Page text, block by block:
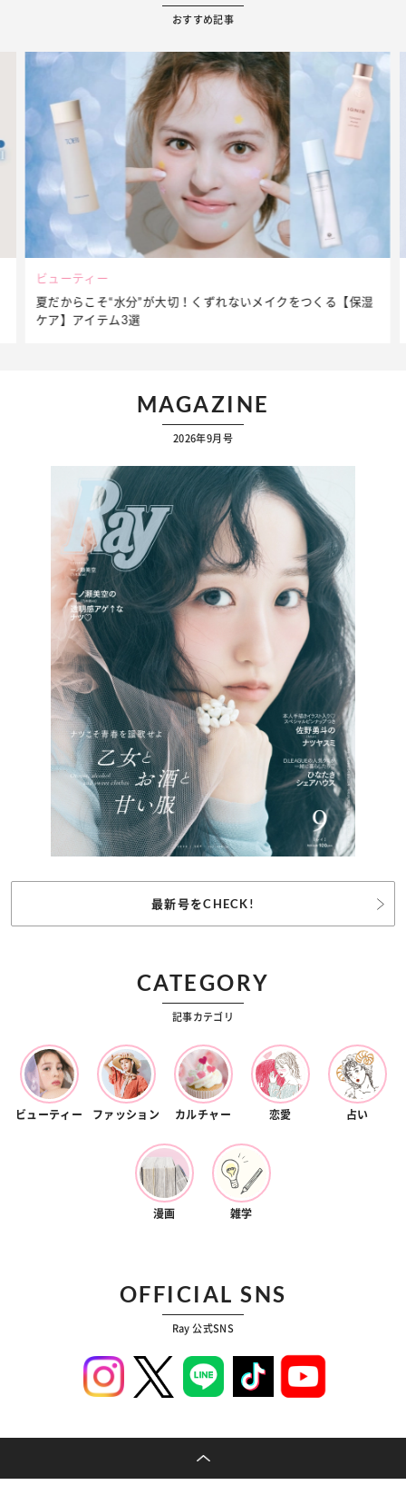
おすすめ記事
ビューティー
夏だからこそ“水分”が大切！くずれないメイクをつくる【保湿
ケア】アイテム3選
MAGAZINE
2026年9月号
最新号をCHECK!
CATEGORY
記事カテゴリ
ビューティー ファッション カルチャー 恋愛 占い
漫画 雑学
OFFICIAL SNS
Ray 公式SNS